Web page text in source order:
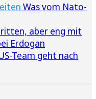
Was vom Nato-
aber eng mit
Erdogan
Team geht nach